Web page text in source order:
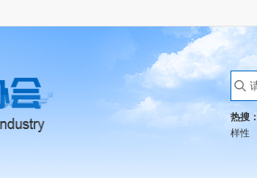
热搜：
样性